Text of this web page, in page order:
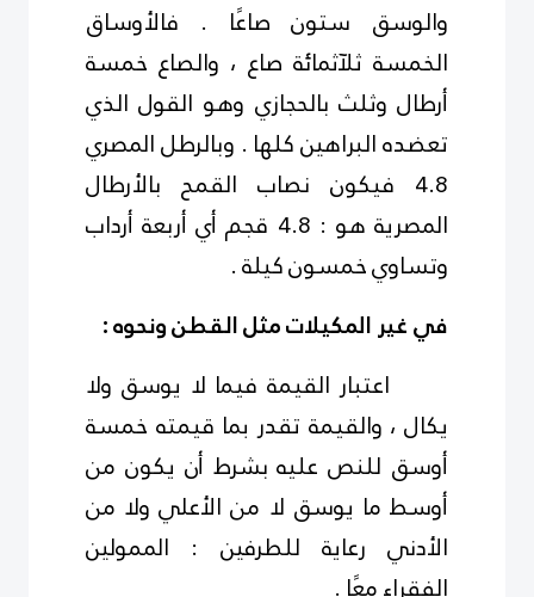
والوسق ستون صاعًا . فالأوساق
الخمسة ثلآثمائة صاع ، والصاع خمسة
أرطال وثلث بالحجازي وهو القول الذي
تعضده البراهين كلها . وبالرطل المصري
4.8 فيكون نصاب القمح بالأرطال
المصرية هو : 4.8 قجم أي أربعة أرداب
وتساوي خمسون كيلة.
في غير المكيلات مثل القطن ونحوه:
اعتبار القيمة فيما لا يوسق ولا
يكال ، والقيمة تقدر بما قيمته خمسة
أوسق للنص عليه بشرط أن يكون من
أوسط ما يوسق لا من الأعلي ولا من
الأدني رعاية للطرفين : الممولين
الفقراء معًا .